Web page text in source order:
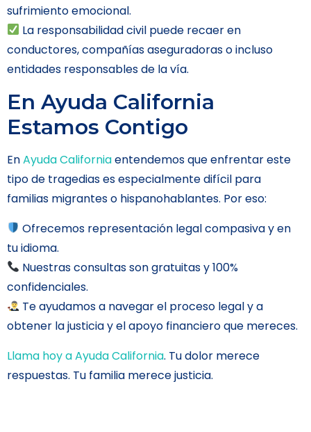
sufrimiento emocional.
La responsabilidad civil puede recaer en
conductores, compañías aseguradoras o incluso
entidades responsables de la vía.
En Ayuda California
Estamos Contigo
EnAyuda Californiaentendemos que enfrentar este
tipo de tragedias es especialmente difícil para
familias migrantes o hispanohablantes. Por eso:
Ofrecemos representación legal compasiva y en
tu idioma.
Nuestras consultas son gratuitas y 100%
confidenciales.
Te ayudamos a navegar el proceso legal y a
obtener la justicia y el apoyo financiero que mereces.
Llama hoy a Ayuda California. Tu dolor merece
respuestas. Tu familia merece justicia.